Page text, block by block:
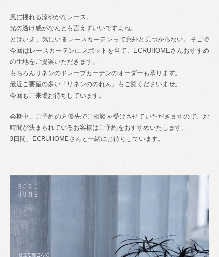
風に揺れる涼やかなレース。
光の透け感がなんとも言えずいいですよね。
とはいえ、気にいるレースカーテンって意外と見つからない。そこで
今回はレースカーテンにスポットを当て、ECRUHOMEさんおすすめ
の生地をご提案いただきます。
もちろんリネンのドレープカーテンのオーダーも承ります。
最近ご要望の多い「リネンののれん」もご覧くださいませ。
今回もご来場お待ちしています。
会期中、ご予約の方優先でご相談を受けさせていただきますので、お
時間が決まられているお客様はご予約をおすすめいたします。
3日間、ECRUHOMEさんと一緒にお待ちしています。
—-